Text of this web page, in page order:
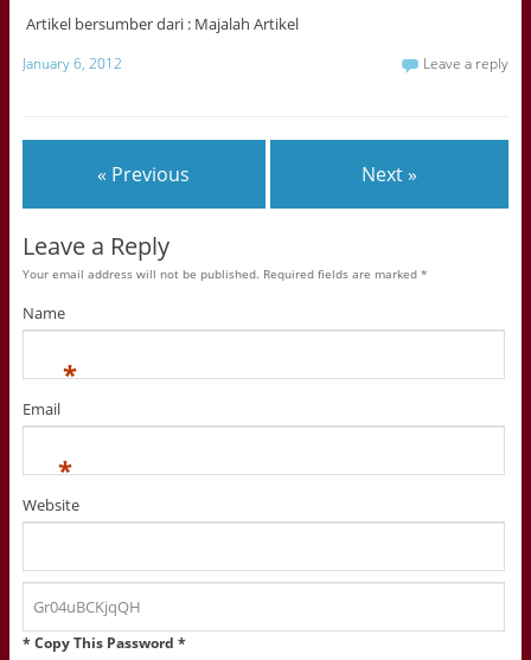
Artikel bersumber dari : Majalah Artikel
January 6, 2012 Leave a reply
« Previous Next »
Leave a Reply
Your email address will not be published. Required fields are marked *
Name
*
Email
*
Website
* Copy This Password *